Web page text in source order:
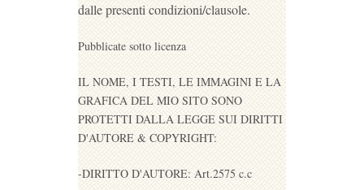
dalle presenti condizioni/clausole.
Pubblicate sotto licenza
IL NOME, I TESTI, LE IMMAGINI E LA
GRAFICA DEL MIO SITO SONO
PROTETTI DALLA LEGGE SUI DIRITTI
D'AUTORE & COPYRIGHT:
-DIRITTO D'AUTORE: Art.2575 c.c